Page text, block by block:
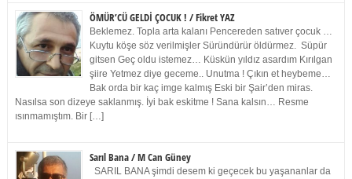
ÖMÜR’CÜ GELDİ ÇOCUK ! / Fikret YAZ
Beklemez. Topla arta kalanı Pencereden satıver çocuk …
Kuytu köşe söz verilmişler Süründürür öldürmez. Süpür
gitsen Geç oldu istemez… Küskün yıldız asardım Kırılgan
şiire Yetmez diye geceme.. Unutma ! Çıkın et heybeme…
Bak orda bir kaç imge kalmış Eski bir Şair’den miras.
Nasılsa son dizeye saklanmış. İyi bak eskitme ! Sana kalsın… Resme
ısınmamıştım. Bir […]
Sarıl Bana / M Can Güney
SARIL BANA şimdi desem ki geçecek bu yaşananlar da